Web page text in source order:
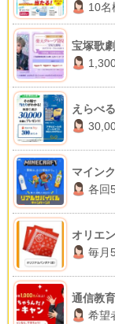
10名
宝塚歌
えらべ
マイン
各回
オリエ
毎月
通信教
希望